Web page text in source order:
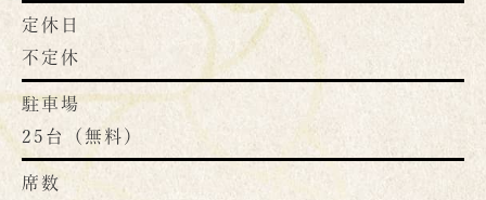
定休日
不定休
駐車場
25台（無料）
席数